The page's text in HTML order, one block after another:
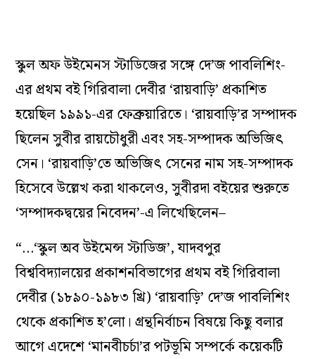
স্কুল অফ উইমেনস স্টাডিজের সঙ্গে দে’জ পাবলিশিং-
এর প্রথম বই গিরিবালা দেবীর ‘রায়বাড়ি’ প্রকাশিত
হয়েছিল ১৯৯১-এর ফেব্রুয়ারিতে। ‘রায়বাড়ি’র সম্পাদক
ছিলেন সুবীর রায়চৌধুরী এবং সহ-সম্পাদক অভিজিৎ
সেন। ‘রায়বাড়ি’তে অভিজিৎ সেনের নাম সহ-সম্পাদক
হিসেবে উল্লেখ করা থাকলেও, সুবীরদা বইয়ের শুরুতে
‘সম্পাদকদ্বয়ের নিবেদন’-এ লিখেছিলেন–
“…‘স্কুল অব উইমেন্স স্টাডিজ’, যাদবপুর
বিশ্ববিদ্যালয়ের প্রকাশনবিভাগের প্রথম বই গিরিবালা
দেবীর (১৮৯০-১৯৮৩ খ্রি) ‘রায়বাড়ি’ দে’জ পাবলিশিং
থেকে প্রকাশিত হ’লো। গ্রন্থনির্বাচন বিষয়ে কিছু বলার
আগে এদেশে ‘মানবীচর্চা’র পটভূমি সম্পর্কে কয়েকটি